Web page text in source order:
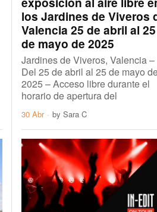
los Jardines de Viveros
Valencia 25 de abril al 25
de mayo de 2025
Jardines de Viveros, Valencia –
Del 25 de abril al 25 de mayo
2025 – Acceso libre durante el
horario de apertura del
30 Abr by Sara C